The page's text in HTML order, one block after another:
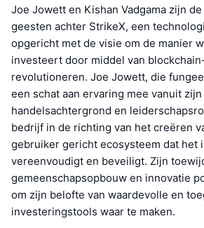
Joe Jowett en Kishan Vadgama zijn
geesten achter StrikeX, een
opgericht met de visie om de manier
investeert door middel van
revolutioneren. Joe Jowett, die
een schat aan ervaring mee vanuit zijn
handelsachtergrond en
bedrijf in de richting van het creëren
gebruiker gericht ecosysteem dat het
vereenvoudigt en beveiligt. Zijn
gemeenschapsopbouw en innovatie
om zijn belofte van waardevolle en
investeringstools waar te maken.